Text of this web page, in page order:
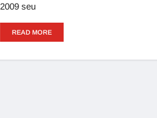
2009 seu
READ MORE